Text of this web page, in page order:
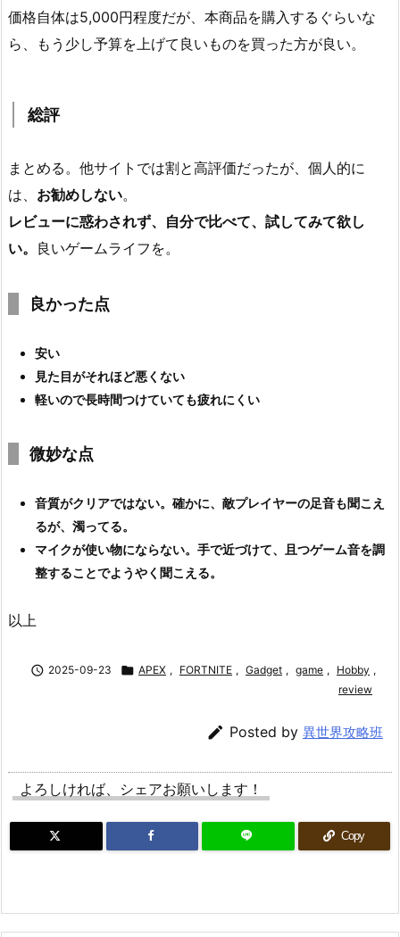
価格自体は5,000円程度だが、本商品を購入するぐらいな
ら、もう少し予算を上げて良いものを買った方が良い。
総評
まとめる。他サイトでは割と高評価だったが、個人的に
は、 お勧めしない。
レビューに惑わされず、自分で比べて、試してみて欲し
い。 良いゲームライフを。
良かった点
安い
見た目がそれほど悪くない
軽いので長時間つけていても疲れにくい
微妙な点
音質がクリアではない。確かに、敵プレイヤーの足音も聞こえ
るが、濁ってる。
マイクが使い物にならない。手で近づけて、且つゲーム音を調
整することでようやく聞こえる。
以上
 2025-09-23  APEX , FORTNITE , Gadget , game , Hobby ,
review
 Posted by 異世界攻略班
よろしければ、シェアお願いします！
Copy